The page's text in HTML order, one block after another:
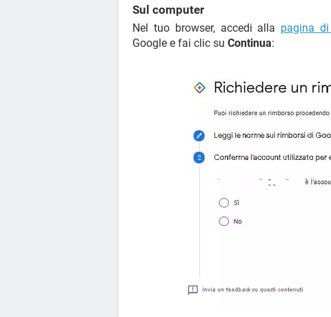
Sul computer
Nel tuo browser, accedi alla pagina
Google e fai clic su Continua: